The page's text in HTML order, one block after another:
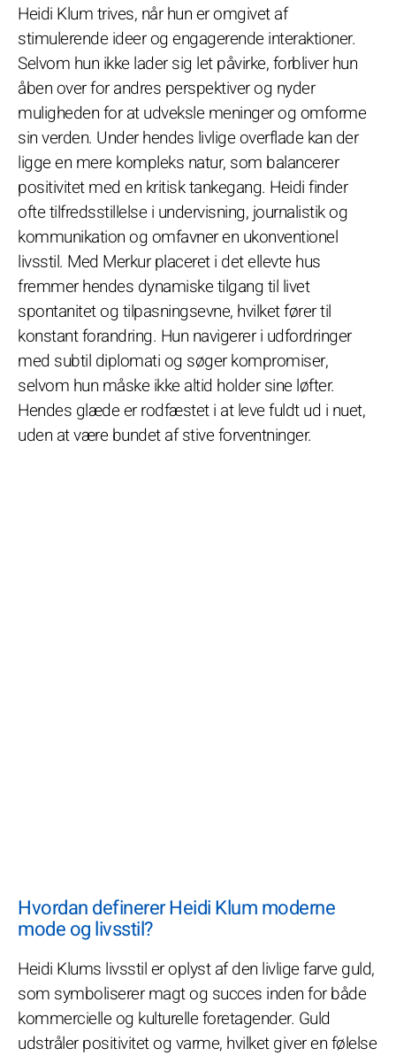
Heidi Klum trives, når hun er omgivet af
stimulerende ideer og engagerende interaktioner.
Selvom hun ikke lader sig let påvirke, forbliver hun
åben over for andres perspektiver og nyder
muligheden for at udveksle meninger og omforme
sin verden. Under hendes livlige overflade kan der
ligge en mere kompleks natur, som balancerer
positivitet med en kritisk tankegang. Heidi finder
ofte tilfredsstillelse i undervisning, journalistik og
kommunikation og omfavner en ukonventionel
livsstil. Med Merkur placeret i det ellevte hus
fremmer hendes dynamiske tilgang til livet
spontanitet og tilpasningsevne, hvilket fører til
konstant forandring. Hun navigerer i udfordringer
med subtil diplomati og søger kompromiser,
selvom hun måske ikke altid holder sine løfter.
Hendes glæde er rodfæstet i at leve fuldt ud i nuet,
uden at være bundet af stive forventninger.
Hvordan definerer Heidi Klum moderne
mode og livsstil?
Heidi Klums livsstil er oplyst af den livlige farve guld,
som symboliserer magt og succes inden for både
kommercielle og kulturelle foretagender. Guld
udstråler positivitet og varme, hvilket giver en følelse